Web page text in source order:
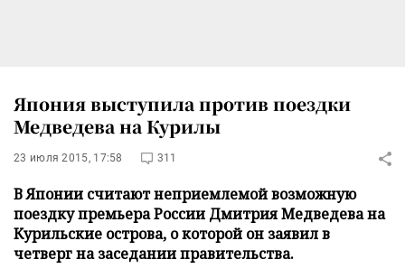
Япония выступила против поездки
Медведева на Курилы
23 июля 2015, 17:58 311
В Японии считают неприемлемой возможную
поездку премьера России Дмитрия Медведева на
Курильские острова, о которой он заявил в
четверг на заседании правительства.